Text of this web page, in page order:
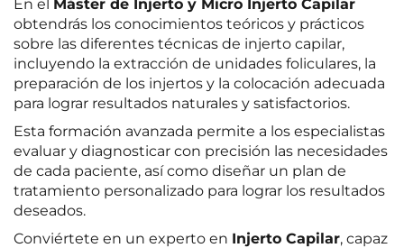
En el Máster de Injerto y Micro Injerto Capilar
obtendrás los conocimientos teóricos y prácticos
sobre las diferentes técnicas de injerto capilar,
incluyendo la extracción de unidades foliculares, la
preparación de los injertos y la colocación adecuada
para lograr resultados naturales y satisfactorios.
Esta formación avanzada permite a los especialistas
evaluar y diagnosticar con precisión las necesidades
de cada paciente, así como diseñar un plan de
tratamiento personalizado para lograr los resultados
deseados.
Conviértete en un experto en Injerto Capilar, capaz